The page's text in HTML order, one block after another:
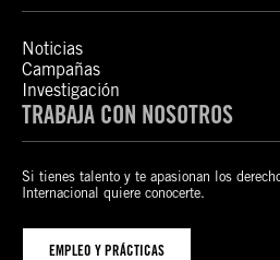
Noticias
Campañas
Investigación
TRABAJA CON NOSOTROS
Si tienes talento y te apasionan los
Internacional quiere conocerte.
EMPLEO Y PRÁCTICAS